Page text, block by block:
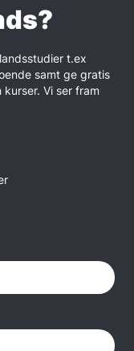
t.ex
samt ge gratis
Vi ser fram